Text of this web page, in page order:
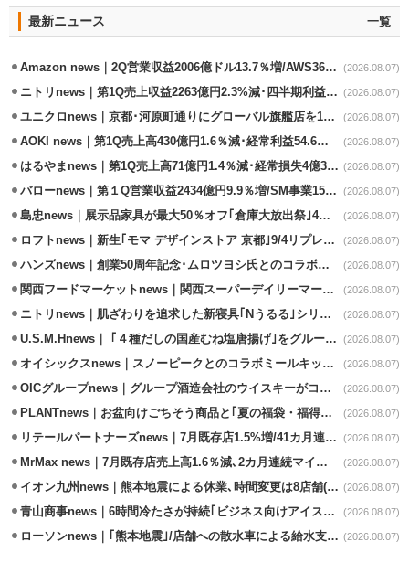
最新ニュース 一覧
Amazon news｜2Q営業収益2006億ドル13.7％増/AWS36.8％％増が貢献 (2026.08.07)
ニトリnews｜第1Q売上収益2263億円2.3%減･四半期利益1.4％減 (2026.08.07)
ユニクロnews｜京都･河原町通りにグローバル旗艦店を11/6開設 (2026.08.07)
AOKI news｜第1Q売上高430億円1.6％減･経常利益54.6％減 (2026.08.07)
はるやまnews｜第1Q売上高71億円1.4％減･経常損失4億3800万円 (2026.08.07)
バローnews｜第１Q営業収益2434億円9.9％増/SM事業15.5％増と絶好調 (2026.08.07)
島忠news｜展示品家具が最大50％オフ｢倉庫大放出祭｣4店舗限定で開催 (2026.08.07)
ロフトnews｜新生｢モマ デザインストア 京都｣9/4リプレイスオープン (2026.08.07)
ハンズnews｜創業50周年記念･ムロツヨシ氏とのコラボ企画｢ムロハンズ｣開催 (2026.08.07)
関西フードマーケットnews｜関西スーパーデイリーマート蒲生店8/7改装 (2026.08.07)
ニトリnews｜肌ざわりを追求した新寝具｢Nうるる｣シリーズを発売 (2026.08.07)
U.S.M.Hnews｜ ｢４種だしの国産むね塩唐揚げ｣をグループ610店で共同販促 (2026.08.07)
オイシックスnews｜スノーピークとのコラボミールキット8/13発売 (2026.08.07)
OICグループnews｜グループ酒造会社のウイスキーがコンペティション受賞 (2026.08.07)
PLANTnews｜お盆向けごちそう商品と｢夏の福袋・福得カート｣8/8から開催 (2026.08.07)
リテールパートナーズnews｜7月既存店1.5%増/41カ月連続増 (2026.08.07)
MrMax news｜7月既存店売上高1.6％減､2カ月連続マイナス (2026.08.07)
イオン九州news｜熊本地震による休業､時間変更は8店舗(8/7時点) (2026.08.07)
青山商事news｜6時間冷たさが持続｢ビジネス向けアイスベスト｣発売 (2026.08.07)
ローソンnews｜｢熊本地震｣/店舗への散水車による給水支援を開始 (2026.08.07)